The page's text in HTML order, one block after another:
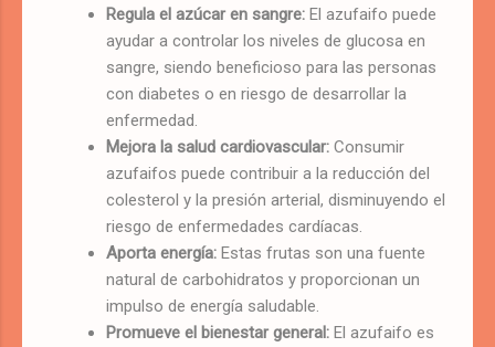
Regula el azúcar en sangre: El azufaifo puede
ayudar a controlar los niveles de glucosa en
sangre, siendo beneficioso para las personas
con diabetes o en riesgo de desarrollar la
enfermedad.
Mejora la salud cardiovascular: Consumir
azufaifos puede contribuir a la reducción del
colesterol y la presión arterial, disminuyendo el
riesgo de enfermedades cardíacas.
Aporta energía: Estas frutas son una fuente
natural de carbohidratos y proporcionan un
impulso de energía saludable.
Promueve el bienestar general: El azufaifo es